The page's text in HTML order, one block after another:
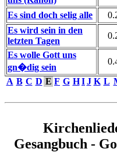
Es sind doch selig alle
Es wird sein in den
letzten Tagen
Es wolle Gott uns
gn�dig sein
A B C D E F G H IJ K L
Gesangbuch -